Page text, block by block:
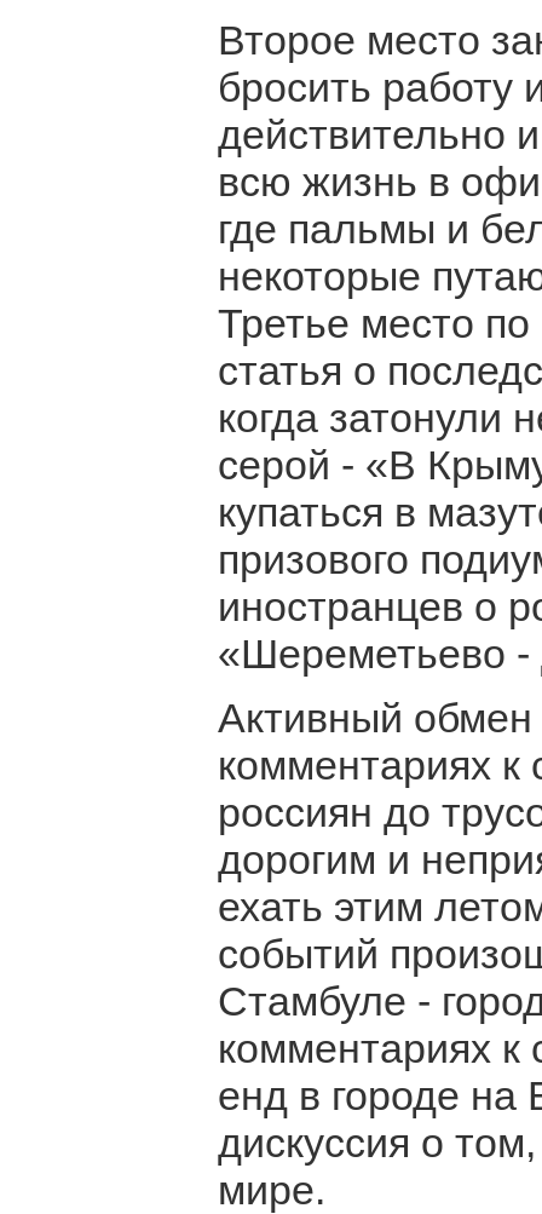
Второе место
бросить работу
действительно
всю жизнь в
где пальмы и
некоторые
Третье место
статья о
когда затонули
серой - «В
купаться в
призового
иностранцев о
«Шереметьево -
Активный
комментариях к
россиян до
дорогим и
ехать этим
событий
Стамбуле -
комментариях к
енд в городе на
дискуссия о
мире.